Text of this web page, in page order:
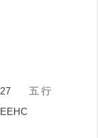
27
五 行
EEHC